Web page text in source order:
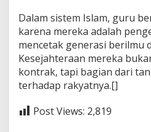
Dalam sistem Islam, guru
karena mereka adalah
mencetak generasi berilmu
Kesejahteraan mereka
kontrak, tapi bagian dari
terhadap rakyatnya.[]
Post Views: 2,819